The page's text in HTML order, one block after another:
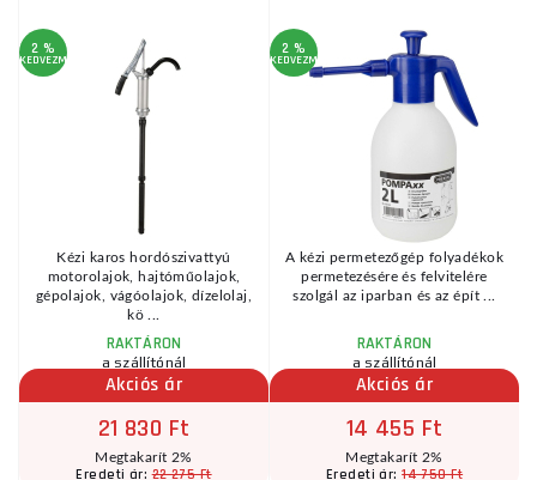
2 %
KEDVEZMÉNY
Kézi karos hordószivattyú
motorolajok, hajtóműolajok,
gépolajok, vágóolajok, dízelolaj,
kö ...
RAKTÁRON
a szállítónál
Akciós ár
21 830 Ft
Megtakarít 2%
Eredeti ár:22 275 Ft
2 %
KEDVEZMÉNY
A kézi permetezőgép folyadékok
permetezésére és felvitelére
szolgál az iparban és az épít ...
RAKTÁRON
a szállítónál
Akciós ár
14 455 Ft
Megtakarít 2%
Eredeti ár:14 750 Ft